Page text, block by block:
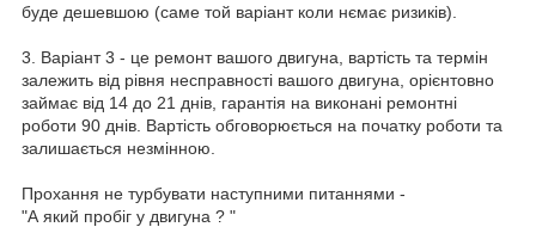
буде дешевшою (саме той варіант коли нємає ризиків).
3. Варіант 3 - це ремонт вашого двигуна, вартість та термін
залежить від рівня несправності вашого двигуна, орієнтовно
займає від 14 до 21 днів, гарантія на виконані ремонтні
роботи 90 днів. Вартість обговорюється на початку роботи та
залишається незмінною.
Прохання не турбувати наступними питаннями -
"А який пробіг у двигуна ? "